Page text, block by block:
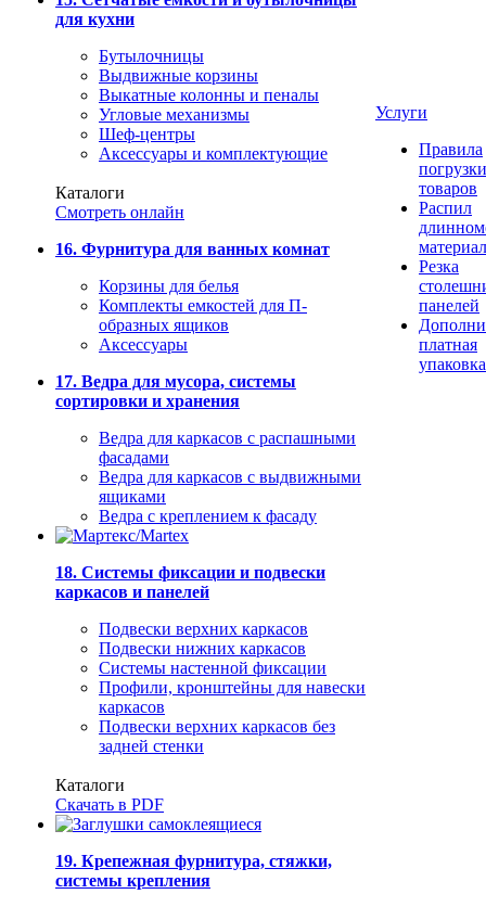
для кухни
Бутылочницы
Выдвижные корзины
Выкатные колонны и пеналы
Угловые механизмы
Шеф-центры
Аксессуары и комплектующие
Каталоги
Смотреть онлайн
16. Фурнитура для ванных комнат
Корзины для белья
Комплекты емкостей для П-
образных ящиков
Аксессуары
17. Ведра для мусора, системы
сортировки и хранения
Ведра для каркасов с распашными
фасадами
Ведра для каркасов с выдвижными
ящиками
Ведра с креплением к фасаду
18. Системы фиксации и подвески
каркасов и панелей
Подвески верхних каркасов
Подвески нижних каркасов
Системы настенной фиксации
Профили, кронштейны для навески
каркасов
Подвески верхних каркасов без
задней стенки
Каталоги
Скачать в PDF
19. Крепежная фурнитура, стяжки,
системы крепления
Услуги
Правила
погрузки
товаров
Распил
Резка
панелей
платная
упаковка